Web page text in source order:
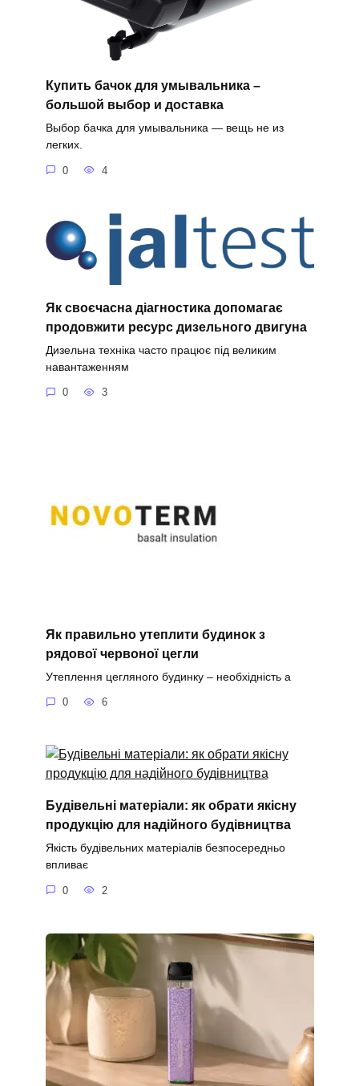
Купить бачок для умывальника –
большой выбор и доставка
Выбор бачка для умывальника — вещь не из
легких.
0 4
Як своєчасна діагностика допомагає
продовжити ресурс дизельного двигуна
Дизельна техніка часто працює під великим
навантаженням
0 3
Як правильно утеплити будинок з
рядової червоної цегли
Утеплення цегляного будинку – необхідність а
0 6
Будівельні матеріали: як обрати якісну
продукцію для надійного будівництва
Якість будівельних матеріалів безпосередньо
впливає
0 2